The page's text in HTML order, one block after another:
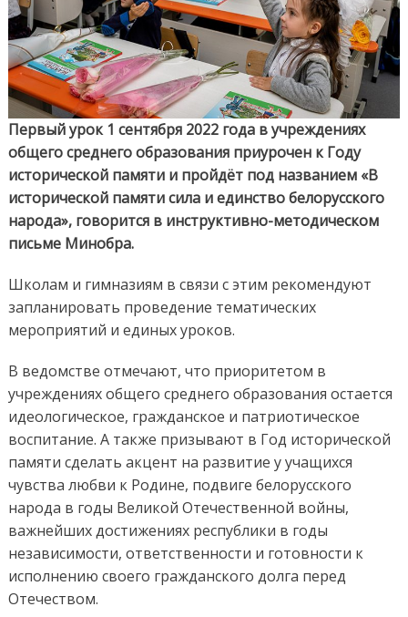
Первый урок 1 сентября 2022 года в учреждениях
общего среднего образования приурочен к Году
исторической памяти и пройдёт под названием «В
исторической памяти сила и единство белорусского
народа», говорится в инструктивно-методическом
письме Минобра.
Школам и гимназиям в связи с этим рекомендуют
запланировать проведение тематических
мероприятий и единых уроков.
В ведомстве отмечают, что приоритетом в
учреждениях общего среднего образования остается
идеологическое, гражданское и патриотическое
воспитание. А также призывают в Год исторической
памяти сделать акцент на развитие у учащихся
чувства любви к Родине, подвиге белорусского
народа в годы Великой Отечественной войны,
важнейших достижениях республики в годы
независимости, ответственности и готовности к
исполнению своего гражданского долга перед
Отечеством.